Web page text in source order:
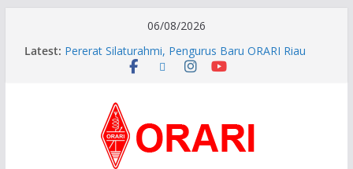
06/08/2026
Latest: Pererat Silaturahmi, Pengurus Baru ORARI Riau
Audiensi dan Siap Bersinergi dengan Diskominfotik
APG27-3 ( The 3rd Meeting of the APT Conference
Preparatory Group for WRC-27 )
Aftiyedi Dalimunthe (YC5NNF) Resmi Pimpin ORARI
Lokal Bengkalis 2026–2029, Dikukuhkan Langsung